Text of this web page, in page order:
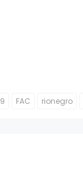
FAC rionegro